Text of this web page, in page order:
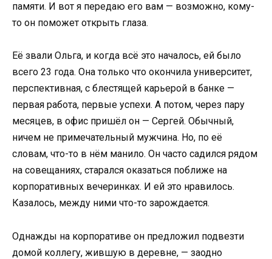
памяти. И вот я передаю его вам — возможно, кому-
то он поможет открыть глаза.
Её звали Ольга, и когда всё это началось, ей было
всего 23 года. Она только что окончила университет,
перспективная, с блестящей карьерой в банке —
первая работа, первые успехи. А потом, через пару
месяцев, в офис пришёл он — Сергей. Обычный,
ничем не примечательный мужчина. Но, по её
словам, что-то в нём манило. Он часто садился рядом
на совещаниях, старался оказаться поближе на
корпоративных вечеринках. И ей это нравилось.
Казалось, между ними что-то зарождается.
Однажды на корпоративе он предложил подвезти
домой коллегу, жившую в деревне, — заодно